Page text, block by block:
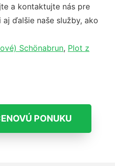
a kontaktujte nás pre
ďalšie naše služby, ako
Schönabrun, Plot z
PONUKU